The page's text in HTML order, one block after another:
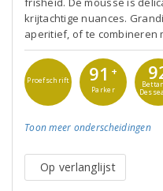
krijtachtige nuances.
aperitief, of te combineren
Proefschrift 91 +
Parker
Toon meer onderscheidingen
Op verlanglijst